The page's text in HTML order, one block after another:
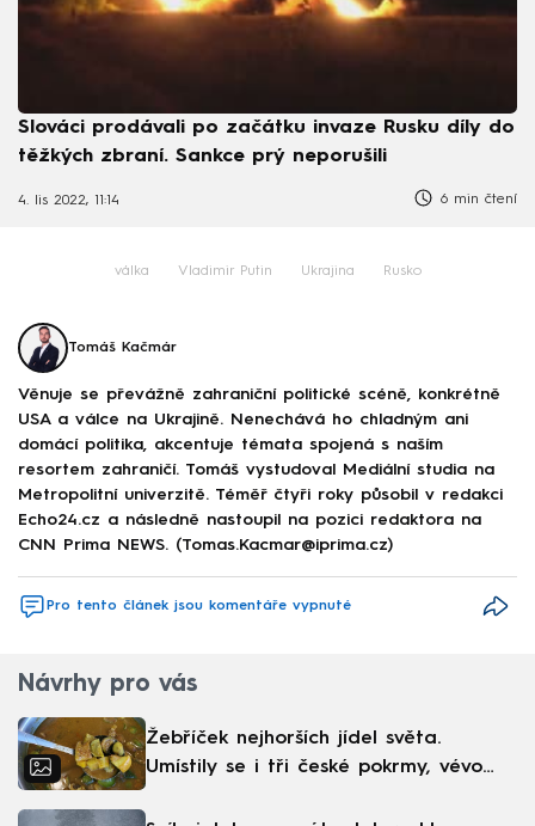
Slováci prodávali po začátku invaze Rusku díly do
těžkých zbraní. Sankce prý neporušili
4. lis 2022, 11:14 6 min čtení
válka Vladimir Putin Ukrajina Rusko
Tomáš Kačmár
Věnuje se převážně zahraniční politické scéně, konkrétně
USA a válce na Ukrajině. Nenechává ho chladným ani
domácí politika, akcentuje témata spojená s naším
resortem zahraničí. Tomáš vystudoval Mediální studia na
Metropolitní univerzitě. Téměř čtyři roky působil v redakci
Echo24.cz a následně nastoupil na pozici redaktora na
CNN Prima NEWS. (Tomas.Kacmar@iprima.cz)
Pro tento článek jsou komentáře vypnuté
Návrhy pro vás
Žebříček nejhorších jídel světa.
Umístily se i tři české pokrmy, vévodí